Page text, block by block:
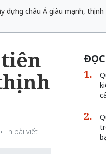
dựng châu Á giàu mạnh, thịnh
In bài viết